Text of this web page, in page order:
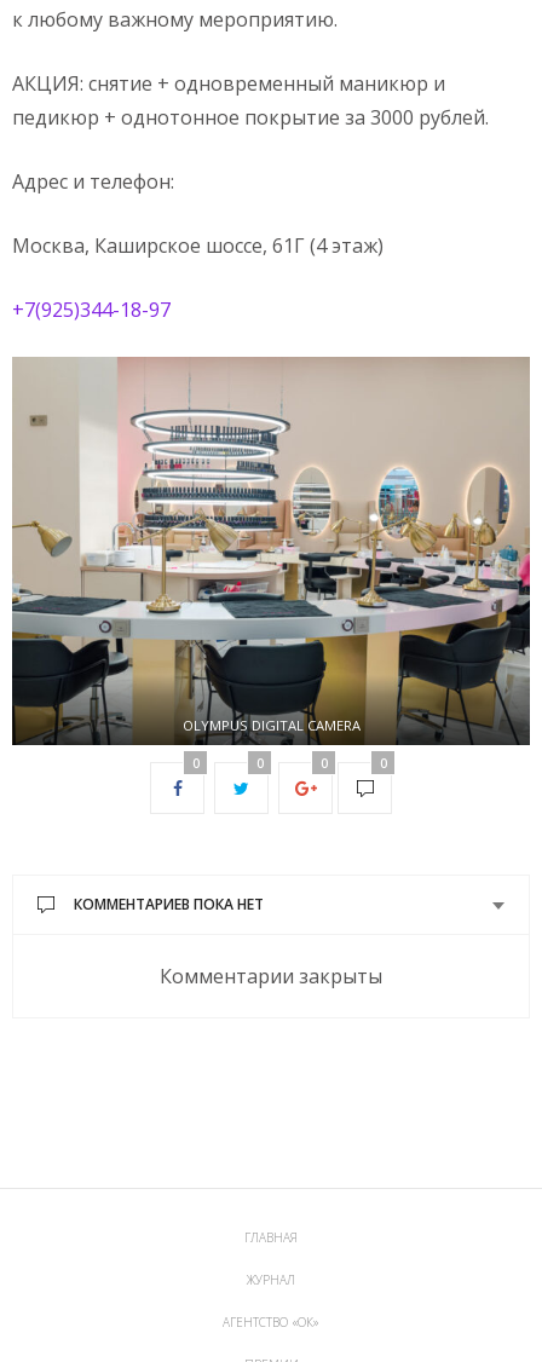
к любому важному мероприятию.
АКЦИЯ: снятие + одновременный маникюр и
педикюр + однотонное покрытие за 3000 рублей.
Адрес и телефон:
Москва, Каширское шоссе, 61Г (4 этаж)
+7(925)344-18-97
OLYMPUS DIGITAL CAMERA
0 0 0 0
КОММЕНТАРИЕВ ПОКА НЕТ
Комментарии закрыты
ГЛАВНАЯ
ЖУРНАЛ
АГЕНТСТВО «ОК»